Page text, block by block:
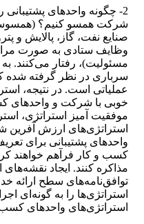
2- چگونه واحدهای
شرکت همسو کنیم؟
صنایع نفت، گاز، پالایش و
وظایف ستادی به صورت
مسئولیت)، رفتار می‌کنند. به
سرباری در نظر گرفته شده
عملیاتی است. در نتیجه،
خوبی با شرکت و واحدهای
موفقیت آمیز استراتژی،
استراتژی‌های ارزش
واحدهای پشتیبانی برای
کسب و کار فرآهم خواهند
مذاکره کنند. ایجاد
توافق‌نامه‌های سطح ارائه
استراتژی‌ها را به گونه‌ای
استراتژی‌های واحدهای